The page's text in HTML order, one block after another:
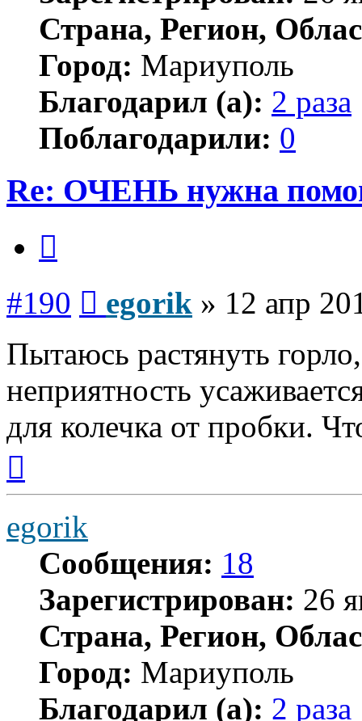
Страна, Регион,
Город: Мариуполь
Благодарил (а): 2 раза
Поблагодарили: 0
Re: ОЧЕНЬ нужна
#190 egorik » 12 апр
Пытаюсь растянуть
неприятность
для колечка от пробки.
началу
egorik
Сообщения: 18
Зарегистрирован: 26
Страна, Регион,
Город: Мариуполь
Благодарил (а): 2 раза